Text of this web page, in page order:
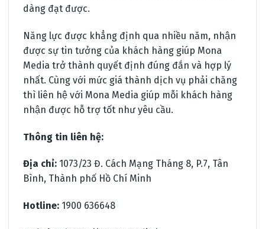
dàng đạt được.
Năng lực được khẳng định qua nhiều năm, nhận
được sự tin tưởng của khách hàng giúp Mona
Media trở thành quyết định đúng đắn và hợp lý
nhất. Cùng với mức giá thành dịch vụ phải chăng
thì liên hệ với Mona Media giúp mỗi khách hàng
nhận được hỗ trợ tốt như yêu cầu.
Thông tin liên hệ:
Địa chỉ: 1073/23 Đ. Cách Mạng Tháng 8, P.7, Tân
Bình, Thành phố Hồ Chí Minh
Hotline: 1900 636648